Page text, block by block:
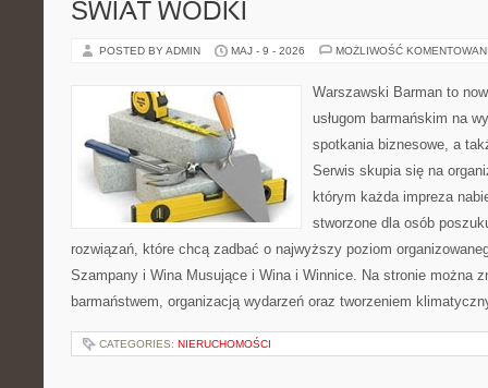
ŚWIAT WÓDKI
POSTED BY ADMIN MAJ - 9 - 2026 MOŻLIWOŚĆ
Warszawski Barman to
usługom barmańskim na
spotkania biznesowe, a
Serwis skupia się na
którym każda impreza
stworzone dla osób
rozwiązań, które chcą zadbać o najwyższy poziom
Szampany i Wina Musujące i Wina i Winnice. Na stronie można
barmaństwem, organizacją wydarzeń oraz tworzeniem
CATEGORIES: NIERUCHOMOŚCI